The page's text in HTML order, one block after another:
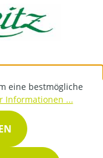
eine bestmögliche
Informationen ...